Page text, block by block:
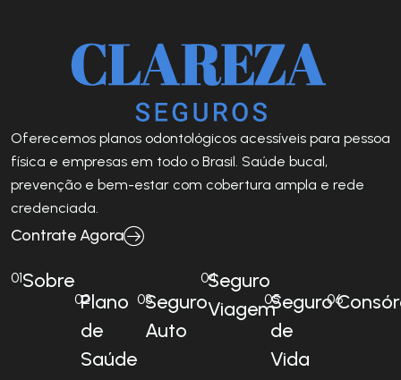
Oferecemos planos odontológicos acessíveis para pessoa
física e empresas em todo o Brasil. Saúde bucal,
prevenção e bem-estar com cobertura ampla e rede
credenciada.
Contrate Agora
01Sobre
02Plano
de
Saúde
03Seguro
Auto
04Seguro
Viagem
05Seguro
de
Vida
06